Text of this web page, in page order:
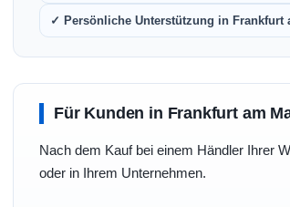
✓ Persönliche Unterstützung in Frankfurt
Für Kunden in Frankfurt am
Nach dem Kauf bei einem Händler Ihrer
oder in Ihrem Unternehmen.